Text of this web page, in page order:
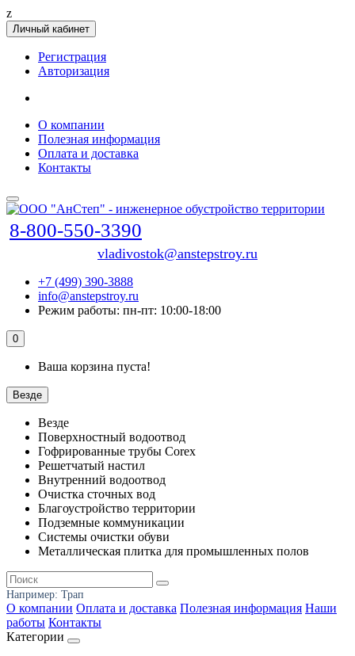
z
Личный кабинет
Регистрация
Авторизация
О компании
Полезная информация
Оплата и доставка
Контакты
8-800-550-3390
vladivostok@anstepstroy.ru
+7 (499) 390-3888
info@anstepstroy.ru
Режим работы: пн-пт: 10:00-18:00
0
Ваша корзина пуста!
Везде
Везде
Поверхностный водоотвод
Гофрированные трубы Corex
Решетчатый настил
Внутренний водоотвод
Очистка сточных вод
Благоустройство территории
Подземные коммуникации
Системы очистки обуви
Металлическая плитка для промышленных полов
Например: Трап
О компании Оплата и доставка Полезная информация Наши
работы Контакты
Категории